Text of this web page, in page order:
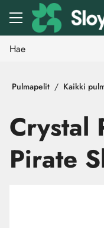
Siirry pääsisältöön
Pulmapelit Kaikki
Crystal
Pirate